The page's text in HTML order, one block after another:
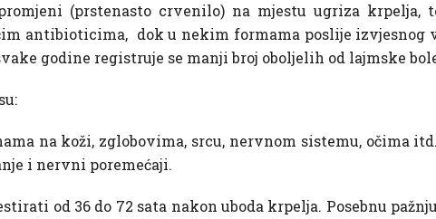
(prstenasto crvenilo) na mjestu ugriza krpelja,
antibioticima, dok u nekim formama poslije izvjesnog
godine registruje se manji broj oboljelih od lajmske
na koži, zglobovima, srcu, nervnom sistemu, očima
i nervni poremećaji.
od 36 do 72 sata nakon uboda krpelja. Posebnu